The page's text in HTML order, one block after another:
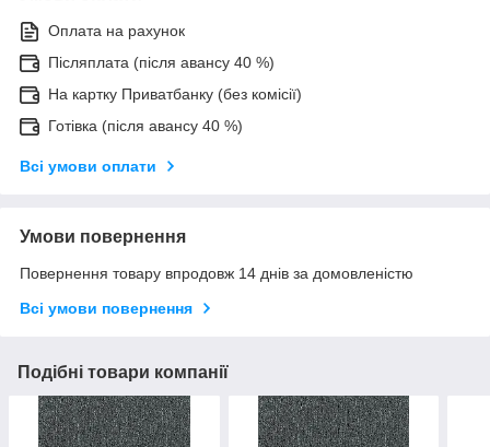
Оплата на рахунок
Післяплата (після авансу 40 %)
На картку Приватбанку (без комісії)
Готівка (після авансу 40 %)
Всі умови оплати
Умови повернення
Повернення товару впродовж 14 днів за домовленістю
Всі умови повернення
Подібні товари компанії